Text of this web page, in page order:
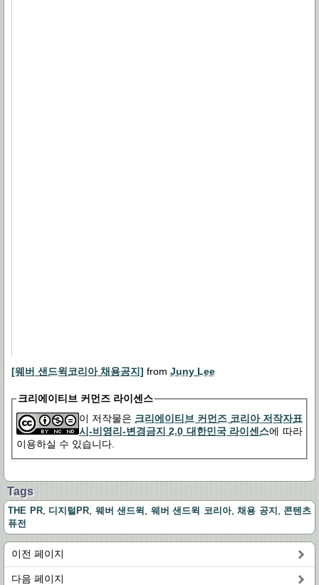
[웨버 샌드윅코리아 채용공지] from Juny Lee
크리에이티브 커먼즈 라이센스
이 저작물은 크리에이티브 커먼즈 코리아 저작자표
시-비영리-변경금지 2.0 대한민국 라이센스에 따라
이용하실 수 있습니다.
Tags
THE PR, 디지털PR 웨버 샌드윅 웨버 샌드윅 코리아, 채용 공지
콘텐츠
퓨전
이전 페이지
다음 페이지